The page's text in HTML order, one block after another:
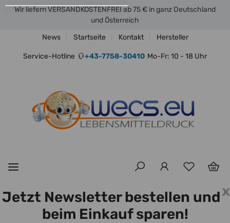
Wir liefern VERSANDKOSTENFREI ab 75 € in ganz Deutschland
und Österreich
News
Startseite Kontakt Hersteller
Service-Hotline +43-7758-30410 Mo-Fr: 10 - 18 Uhr
x
Jetzt Newsletter bestellen und
beim Einkauf sparen!